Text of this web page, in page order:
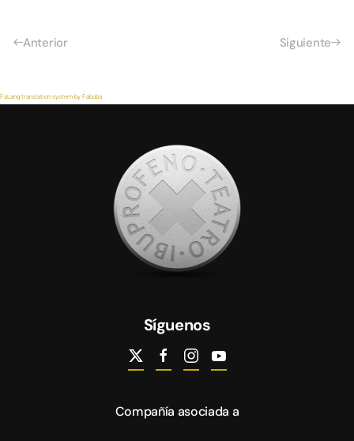
Anterior Siguiente
FaLang translation system by Faboba
Síguenos
Compañía asociada a